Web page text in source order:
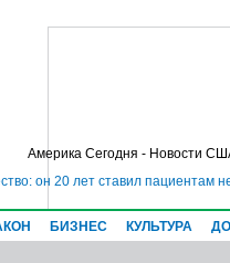
Америка Сегодня - Новости
он 20 лет ставил пациентам
БИЗНЕС КУЛЬТУРА